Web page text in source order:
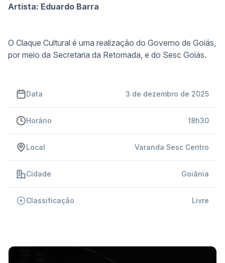
Artista: Eduardo Barra
O Claque Cultural é uma realização do Governo de Goiás,
por meio da Secretaria da Retomada, e do Sesc Goiás.
Data 3 de dezembro de 2025
Horário 18h30
Local Varanda Sesc Centro
Cidade Goiânia
Classificação Livre